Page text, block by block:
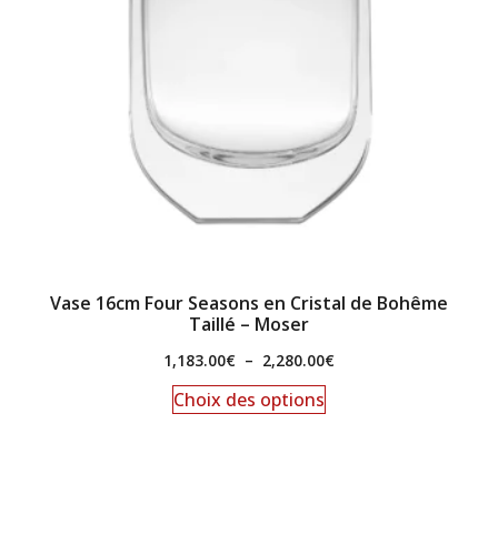
Vase 16cm Four Seasons en Cristal de Bohême
Taillé – Moser
1,183.00€ – 2,280.00€
Choix des options